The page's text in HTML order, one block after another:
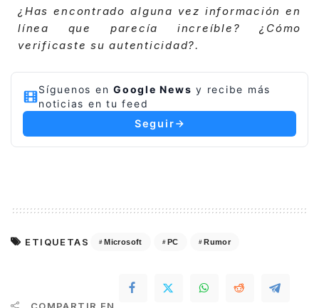
¿Has encontrado alguna vez información en
línea que parecía increíble? ¿Cómo
verificaste su autenticidad?.
Síguenos en Google News y recibe más
noticias en tu feed
Seguir
ETIQUETAS Microsoft PC Rumor